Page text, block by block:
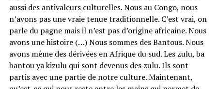
aussi des antivaleurs culturelles. Nous au Congo, nous
n’avons pas une vraie tenue traditionnelle. C’est vrai, on
parle du pagne mais il n’est pas d’origine africaine. Nous
avons une histoire (…) Nous sommes des Bantous. Nous
avons même des dérivées en Afrique du sud. Les zulu, ba
bantou ya kizulu qui sont devenus des zulu. Ils sont
partis avec une partie de notre culture. Maintenant,